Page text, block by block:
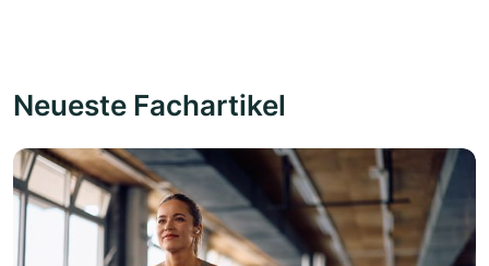
Neueste Fachartikel